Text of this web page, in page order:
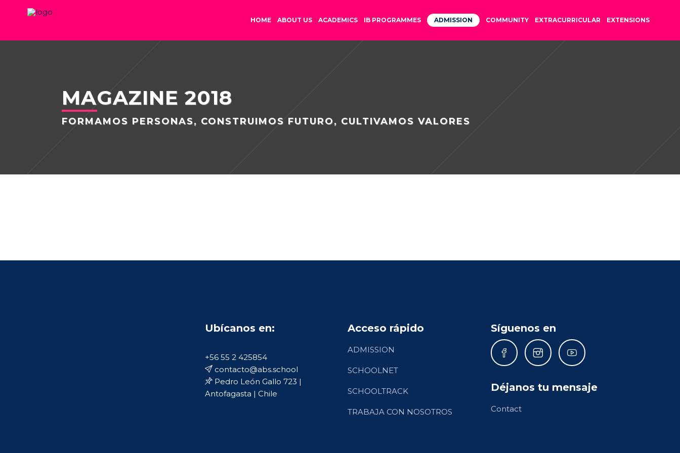
HOME ABOUT US ACADEMICS IB PROGRAMMES ADMISSION COMMUNITY EXTRACURRICULAR EXTENSIONS
MAGAZINE 2018
FORMAMOS PERSONAS, CONSTRUIMOS FUTURO, CULTIVAMOS VALORES
Ubícanos en:
+56 55 2 425854
contacto@abs.school
Pedro León Gallo 723 |
Antofagasta | Chile
Acceso rápido
ADMISSION
SCHOOLNET
SCHOOLTRACK
TRABAJA CON NOSOTROS
Síguenos en
Déjanos tu mensaje
Contact